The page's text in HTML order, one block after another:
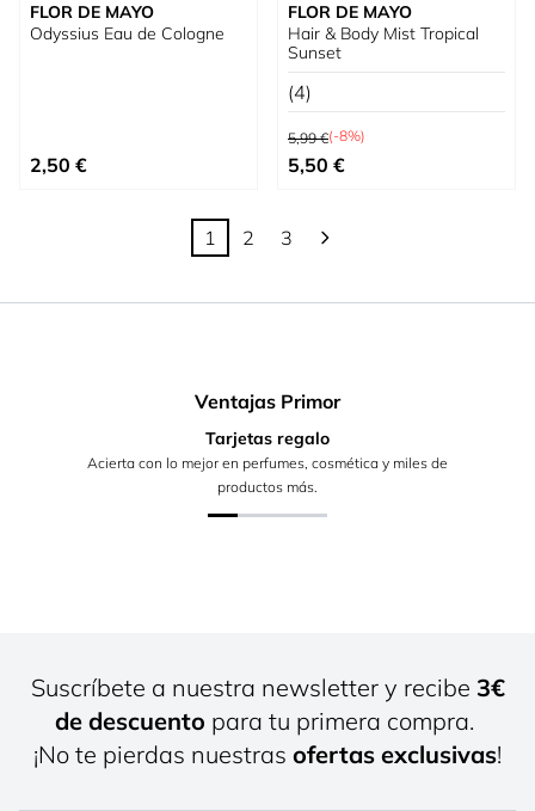
FLOR DE MAYO
Odyssius Eau de Cologne
2,50 €
FLOR DE MAYO
Hair & Body Mist Tropical
Sunset
(4)
Precio habitual
5,99 €(-8%)
Precio especial
5,50 €
Actualmente estás leyendo página
1
Página
2
Página
3
Ventajas Primor
Tarjetas regalo
Acierta con lo mejor en perfumes, cosmética y miles de
productos más.
Suscríbete a nuestra newsletter y recibe 3€
de descuento para tu primera compra.
¡No te pierdas nuestras ofertas exclusivas!